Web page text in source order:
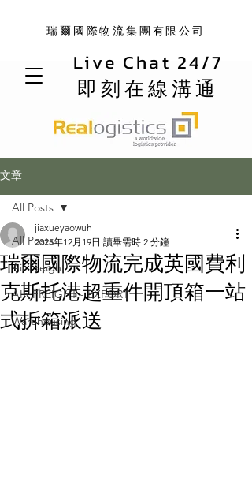
Live Chat 24/7
即刻在線溝通
瑞爾國際物流集團有限公司
文章
All Posts
Air Freight
AIR FREIGHT - EXPORT
Warehousing
All Posts
瑞爾國際物流完成英國費利
克斯托港超重件開頂箱一站
式拆箱派送
jiaxueyaowuh
2025年12月19日 讀畢需時 2 分鐘